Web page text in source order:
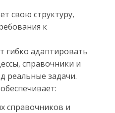
свою структуру,
к
гибко адаптировать
справочники и
реальные задачи.
справочников и